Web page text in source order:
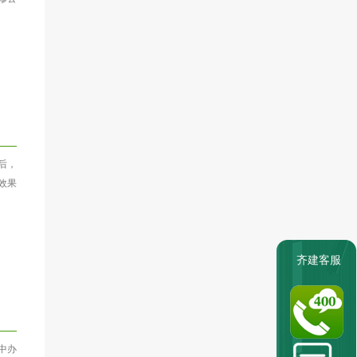
，
果
办
齐建客服